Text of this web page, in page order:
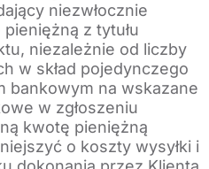
niezwłocznie
z tytułu
niezależnie od liczby
w skład pojedynczego
bankowym na wskazane
w zgłoszeniu
kwotę pieniężną
o koszty wysyłki i